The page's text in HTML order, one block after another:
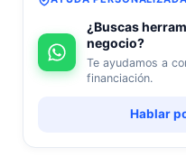
¿Buscas
negocio?
Te ayudamos a
financiación.
Hablar